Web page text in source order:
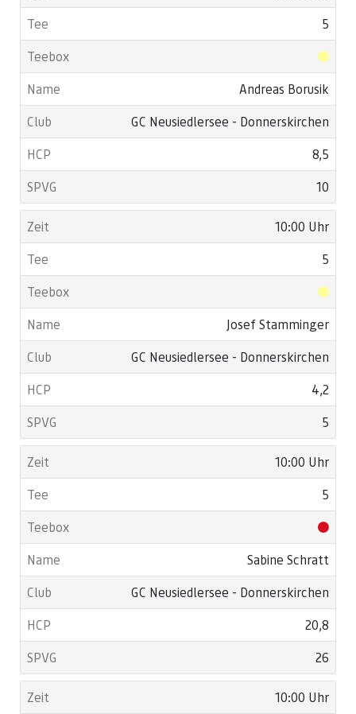
5
Andreas Borusik
GC Neusiedlersee - Donnerskirchen
8,5
10
10:00 Uhr
5
Josef Stamminger
GC Neusiedlersee - Donnerskirchen
4,2
5
10:00 Uhr
5
Sabine Schratt
GC Neusiedlersee - Donnerskirchen
20,8
26
10:00 Uhr